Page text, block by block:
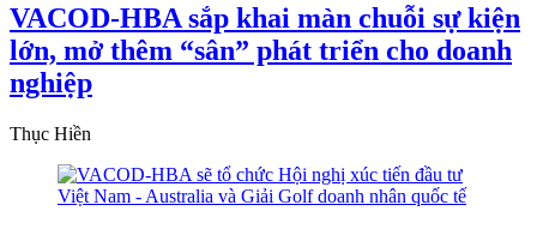
VACOD-HBA sắp khai màn chuỗi sự kiện
lớn, mở thêm “sân” phát triển cho doanh
nghiệp
Thục Hiền